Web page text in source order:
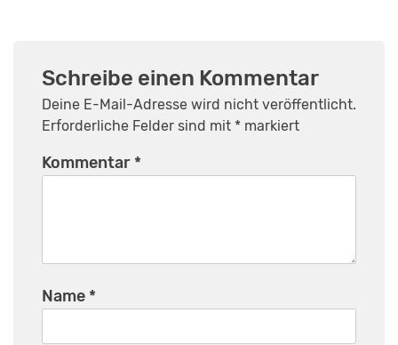
Schreibe einen Kommentar
Deine E-Mail-Adresse wird nicht veröffentlicht.
Erforderliche Felder sind mit * markiert
Kommentar *
Name *